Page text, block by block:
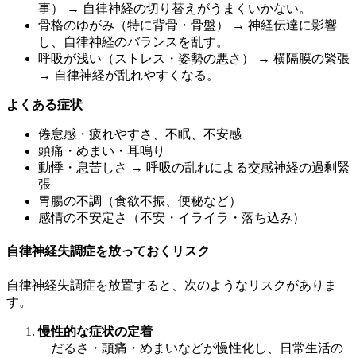
事） → 自律神経の切り替えがうまくいかない。
骨格のゆがみ（特に背骨・骨盤） → 神経伝達に影響
し、自律神経のバランスを乱す。
呼吸が浅い（ストレス・姿勢の悪さ） → 横隔膜の緊張
→ 自律神経が乱れやすくなる。
よくある症状
倦怠感・疲れやすさ、不眠、不安感
頭痛・めまい・耳鳴り
動悸・息苦しさ → 呼吸の乱れによる交感神経の過剰緊
張
胃腸の不調（食欲不振、便秘など）
感情の不安定さ（不安・イライラ・落ち込み）
自律神経失調症を放っておくリスク
自律神経失調症を放置すると、次のようなリスクがありま
す。
慢性的な症状の定着
だるさ・頭痛・めまいなどが慢性化し、日常生活の